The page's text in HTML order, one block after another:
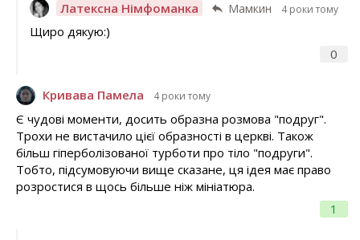
Латексна Німфоманка Мамкин 4 роки тому
0
Щиро дякую:)
Кривава Памела 4 роки тому
1
Є чудові моменти, досить образна розмова "подруг".
Трохи не вистачило цієї образності в церкві. Також
більш гіперболізованої турботи про тіло "подруги".
Тобто, підсумовуючи вище сказане, ця ідея має право
розростися в щось більше ніж мініатюра.